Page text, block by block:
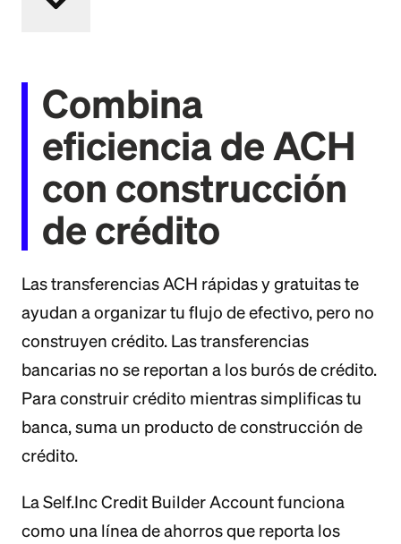
Combina
eficiencia de ACH
con construcción
de crédito
Las transferencias ACH rápidas y gratuitas te
ayudan a organizar tu flujo de efectivo, pero no
construyen crédito. Las transferencias
bancarias no se reportan a los burós de crédito.
Para construir crédito mientras simplificas tu
banca, suma un producto de construcción de
crédito.
La Self.Inc Credit Builder Account funciona
como una línea de ahorros que reporta los